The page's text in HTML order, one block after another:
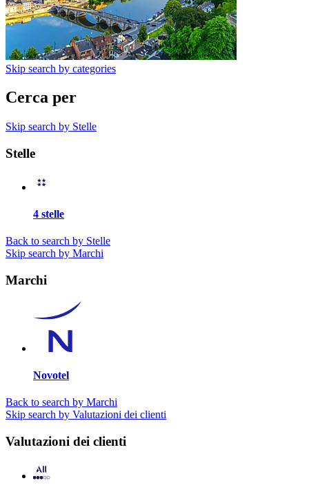
Skip search by categories
Cerca per
Skip search by Stelle
Stelle
4 stelle
Back to search by Stelle
Skip search by Marchi
Marchi
Novotel
Back to search by Marchi
Skip search by Valutazioni dei clienti
Valutazioni dei clienti